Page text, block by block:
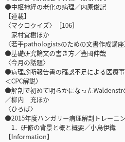
●中枢神経の老化の病理／内原俊記
【連載】
〈マクロクイズ〉［106］
家村宜樹ほか
〈若手pathologistsのための文書作成講座
●基礎研究論文の書き方／豊國伸哉
〈今月の話題〉
●病理診断報告書の確認不足による医療
＜CPC解説〉
●解剖で初めて明らかになった
／柳内 充ほか
〈ひろば〉
●2015年度ハンガリー病理解剖トレーニ
1．研修の背景と概と概要／小島伊織
【Information】